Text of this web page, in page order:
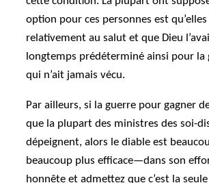
option pour ces personnes est
relativement au salut et que Dieu
longtemps prédéterminé ainsi pour
qui n’ait jamais vécu.
Par ailleurs, si la guerre pour gagner
que la plupart des ministres des soi-
dépeignent, alors le diable est
beaucoup plus efficace—dans son
honnête et admettez que c’est la